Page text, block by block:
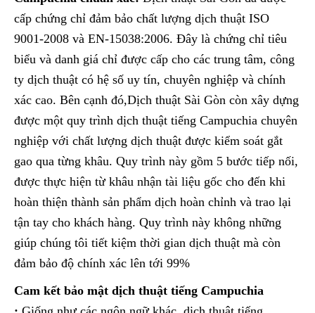
cấp chứng chỉ đảm bảo chất lượng dịch thuật ISO
9001-2008 và EN-15038:2006. Đây là chứng chỉ tiêu
biểu và danh giá chỉ được cấp cho các trung tâm, công
ty dịch thuật có hệ số uy tín, chuyên nghiệp và chính
xác cao. Bên cạnh đó,Dịch thuật Sài Gòn còn xây dựng
được một quy trình dịch thuật tiếng Campuchia chuyên
nghiệp với chất lượng dịch thuật được kiểm soát gắt
gao qua từng khâu. Quy trình này gồm 5 bước tiếp nối,
được thực hiện từ khâu nhận tài liệu gốc cho đến khi
hoàn thiện thành sản phẩm dịch hoàn chỉnh và trao lại
tận tay cho khách hàng. Quy trình này không những
giúp chúng tôi tiết kiệm thời gian dịch thuật mà còn
đảm bảo độ chính xác lên tới 99%
Cam kết bảo mật dịch thuật tiếng Campuchia